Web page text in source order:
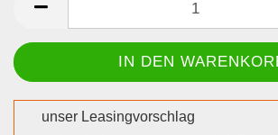
unser Leasingvorschlag